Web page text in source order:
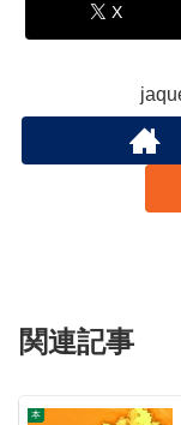
X
関連記事
本